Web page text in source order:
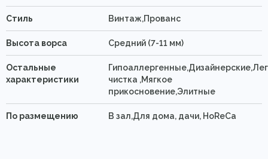
Стиль Винтаж,Прованс
Высота ворса Средний (7-11 мм)
Остальные
характеристики
чистка ,Мягкое
прикосновение,Элитные
По размещению В зал,Для дома, дачи, HoReCa